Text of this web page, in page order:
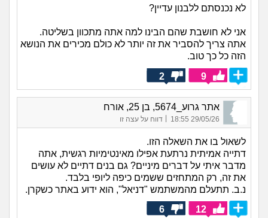
לא נכנסתם ללבנון עדיין?
אני לא חושבת שהם הבינו למה אתה מתכוון בשליטה.
אתה צריך להסביר את זה יותר לא כולם מכירים את הנושא
הזה כל כך טוב.
9
2
אתר גרוע_5674, בן 25, אורח
29/05/26 18:55
| דווח על עצה זו
לשאול בו את השאלה הזו.
דתייה אמיתית נרתעת אפילו מאינטימיות רגשית, אתה
מדבר איתי על דברים מיניים? גם בנים דתיים לא עושים
את זה, רק המתחזים ששמים כיפה ליופי בלבד.
נ.ב. תתעלם מהמשתמש "דניאל", הוא ידוע באתר כשקרן.
12
6